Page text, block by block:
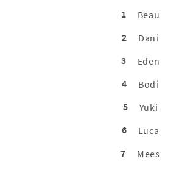
1
Beau
2
Dani
3
Eden
4
Bodi
5
Yuki
6
Luca
7
Mees